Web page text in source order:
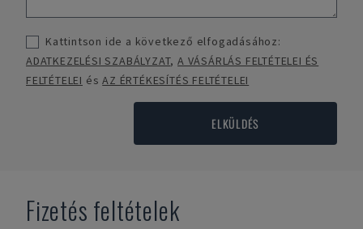
Kattintson ide a következő elfogadásához:
ADATKEZELÉSI SZABÁLYZAT,A VÁSÁRLÁS FELTÉTELEI ÉS
FELTÉTELEI ésAZ ÉRTÉKESÍTÉS FELTÉTELEI
ELKÜLDÉS
Fizetés feltételek